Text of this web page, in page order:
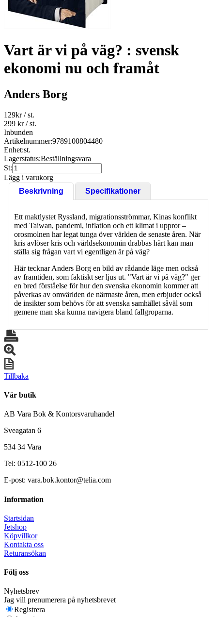
Vart är vi på väg? : svensk
ekonomi nu och framåt
Anders Borg
129kr/ st.
299 kr/ st.
Inbunden
Artikelnummer:9789100804480
Enhet:st.
Lagerstatus:Beställningsvara
St:
Lägg i varukorg
Beskrivning
Specifikationer
Ett maktlystet Ryssland, migrationsströmmar, Kinas konflikt
med Taiwan, pandemi, inflation och ett klimat i uppror –
orosmolnen har legat tunga över världen de senaste åren. När
kris avlöser kris och världsekonomin drabbas hårt kan man
ställa sig frågan vart vi egentligen är på väg?
Här tecknar Anders Borg en bild av rådande läge men också
av framtiden, som faktiskt ser ljus ut. "Vart är vi på väg?" ger
en bred förståelse för hur den svenska ekonomin kommer att
påverkas av omvärlden de närmaste åren, men erbjuder också
de insikter som behövs för att svenska samhället såväl som
gemene man ska kunna navigera bland fallgroparna.
Tillbaka
Vår butik
AB Vara Bok & Kontorsvaruhandel
Sveagatan 6
534 34 Vara
Tel: 0512-100 26
E-post: vara.bok.kontor@telia.com
Information
Startsidan
Jetshop
Köpvillkor
Kontakta oss
Returansökan
Följ oss
Nyhetsbrev
Jag vill prenumerera på nyhetsbrevet
Registrera